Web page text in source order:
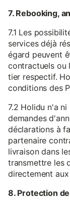
7. Rebooking,
7.1 Les
services déjà
égard peuvent
contractuels ou
tier respectif.
conditions des
7.2 Holidu n'a
demandes
déclarations à
partenaire
livraison dans
transmettre les
directement
8. Protection